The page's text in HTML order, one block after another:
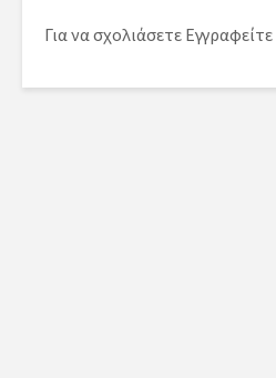
Για να σχολιάσετε Εγγραφείτε